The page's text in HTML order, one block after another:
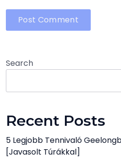
Search
Recent Posts
5 Legjobb Tennivaló
[javasolt Túrákkal]